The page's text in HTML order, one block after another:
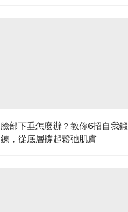
臉部下垂怎麼辦？教你6招自我鍛
鍊，從底層撐起鬆弛肌膚